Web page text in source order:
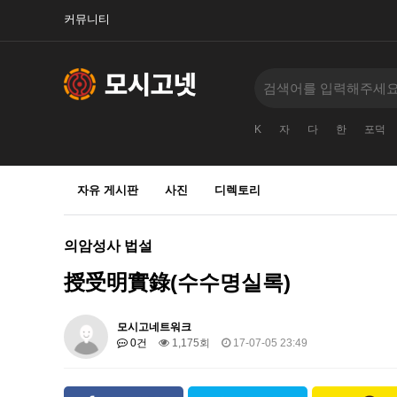
커뮤니티
K 자 다 한 포덕
자유 게시판 사진 디렉토리
의암성사 법설
授受明實錄(수수명실록)
모시고네트워크
0건
1,175회 17-07-05 23:49